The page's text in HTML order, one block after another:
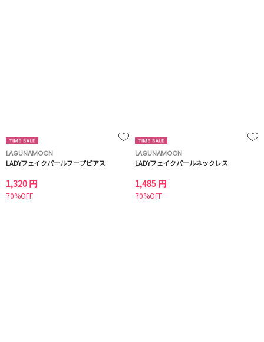
LAGUNAMOON
LADYフェイクパールフープピアス
1,320 円
70%OFF
LAGUNAMOON
LADYフェイクパールネックレス
1,485 円
70%OFF